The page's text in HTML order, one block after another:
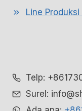
Line
Telp:
Surel: